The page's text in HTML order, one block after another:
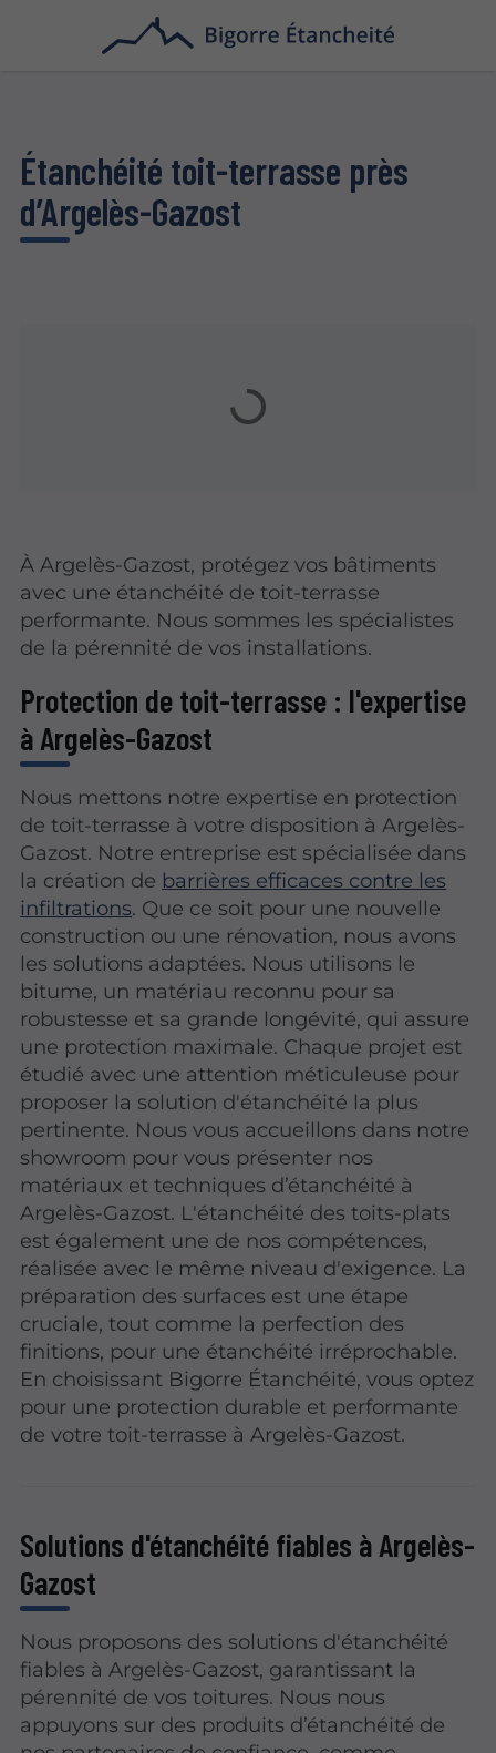
Étanchéité toit-terrasse près
d’Argelès-Gazost
À Argelès-Gazost, protégez vos bâtiments
avec une étanchéité de toit-terrasse
performante. Nous sommes les spécialistes
de la pérennité de vos installations.
Protection de toit-terrasse : l'expertise
à Argelès-Gazost
Nous mettons notre expertise en protection
de toit-terrasse à votre disposition à Argelès-
Gazost. Notre entreprise est spécialisée dans
la création de barrières efficaces contre les
infiltrations. Que ce soit pour une nouvelle
construction ou une rénovation, nous avons
les solutions adaptées. Nous utilisons le
bitume, un matériau reconnu pour sa
robustesse et sa grande longévité, qui assure
une protection maximale. Chaque projet est
étudié avec une attention méticuleuse pour
proposer la solution d'étanchéité la plus
pertinente. Nous vous accueillons dans notre
showroom pour vous présenter nos
matériaux et techniques d’étanchéité à
Argelès-Gazost. L'étanchéité des toits-plats
est également une de nos compétences,
réalisée avec le même niveau d'exigence. La
préparation des surfaces est une étape
cruciale, tout comme la perfection des
finitions, pour une étanchéité irréprochable.
En choisissant Bigorre Étanchéité, vous optez
pour une protection durable et performante
de votre toit-terrasse à Argelès-Gazost.
Solutions d'étanchéité fiables à Argelès-
Gazost
Nous proposons des solutions d'étanchéité
fiables à Argelès-Gazost, garantissant la
pérennité de vos toitures. Nous nous
appuyons sur des produits d’étanchéité de